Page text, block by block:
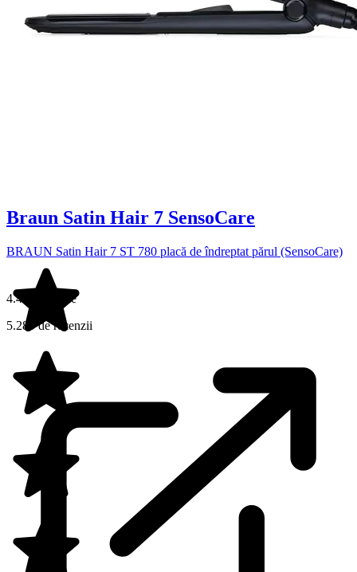
Braun Satin Hair 7 SensoCare
BRAUN Satin Hair 7 ST 780 placă de îndreptat părul (SensoCare)
4.4 din 5 stele
5.289 de recenzii